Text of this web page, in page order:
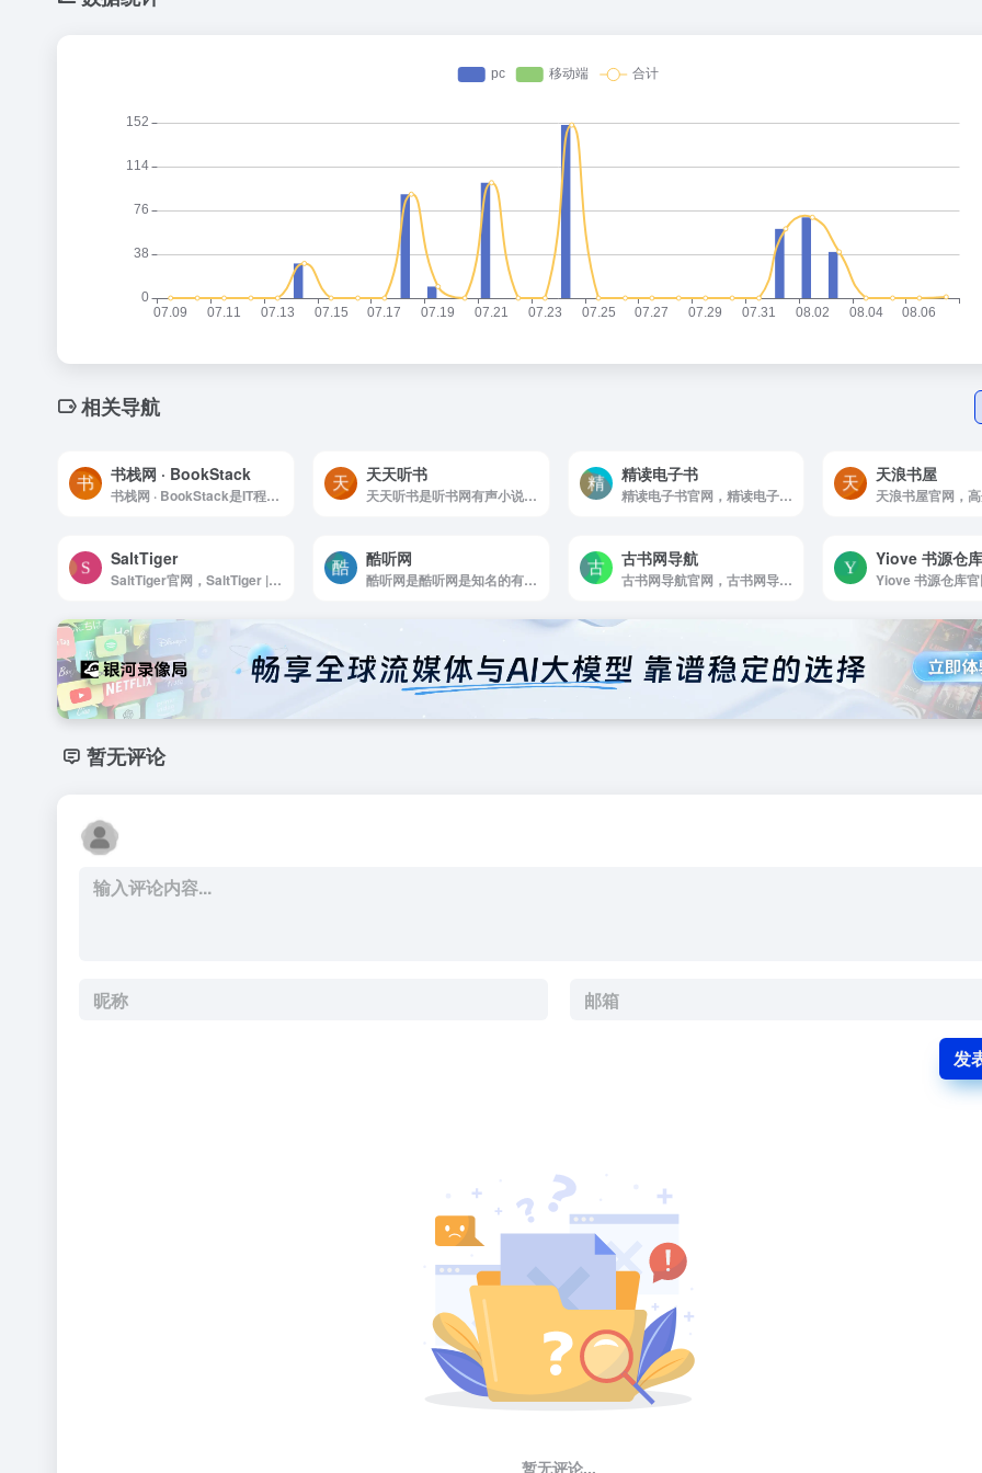
相关导航
书栈网 · BookStack
书栈网 · BookStack是IT程序员互联网开源编程书籍阅读分享
天天听书
天天听书是听书网有声小说网免费提供MP3有声小说，相声小品，评书，戏曲，儿童，鬼故事等有声资源在线连播收听和免费下载，支持智能电脑和智能手机在线收听，致力于打造最新最全的有声资源分...
精读电子书
精读电子书官网，精读电子书为您提供海量Kindle电子书资源下载，包括txt/mobi/azw3/epub/pdf等多种格式电子书下载，并每日更新最新书籍，欢迎访问精读电子书网站！
天浪书屋
SaltTiger
SaltTiger官网，SaltTiger | 每天一本编程书，每天进步一点点
酷听网
酷听网是酷听网是知名的有声小说在线收听网,提供最新最全热门有声小说,玄幻有声小说，都市有声小说，每日更新,支持自动连播,酷听网为你解放双眼双手，用耳朵享受阅读的乐趣!
古书网导航
古书网导航官网，古书网导航-中国古典文献资源导航，汇集全网中国古典文献与数字人文资源。
Yiove 书源仓
暂无评论
发
暂无评论...